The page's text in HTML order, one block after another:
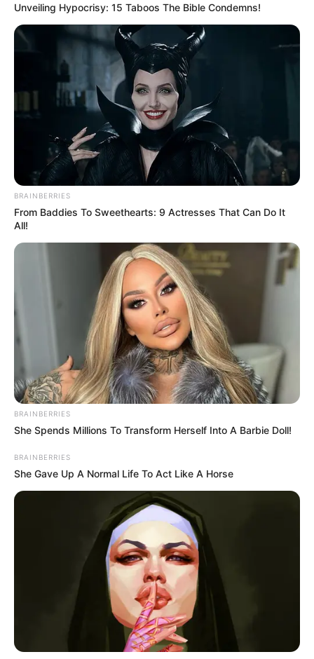
Unveiling Hypocrisy: 15 Taboos The Bible Condemns!
BRAINBERRIES
From Baddies To Sweethearts: 9 Actresses That Can Do It
All!
BRAINBERRIES
She Spends Millions To Transform Herself Into A Barbie Doll!
BRAINBERRIES
She Gave Up A Normal Life To Act Like A Horse